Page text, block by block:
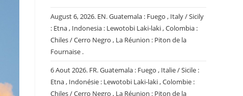
August 6, 2026. EN. Guatemala : Fuego , Italy / Sicily
: Etna , Indonesia : Lewotobi Laki-laki , Colombia :
Chiles / Cerro Negro , La Réunion : Piton de la
Fournaise .
6 Aout 2026. FR. Guatemala : Fuego , Italie / Sicile :
Etna , Indonésie : Lewotobi Laki-laki , Colombie :
Chiles / Cerro Negro , La Réunion : Piton de la